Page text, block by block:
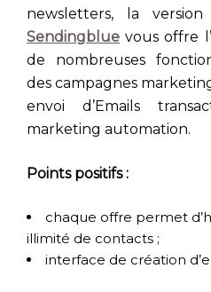
newsletters, la
Sendingblue vous offre
de nombreuses
des campagnes
envoi d’Emails
marketing automation.
Points positifs :
chaque offre permet
illimité de contacts ;
interface de création